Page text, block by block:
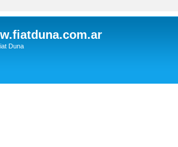
Duna